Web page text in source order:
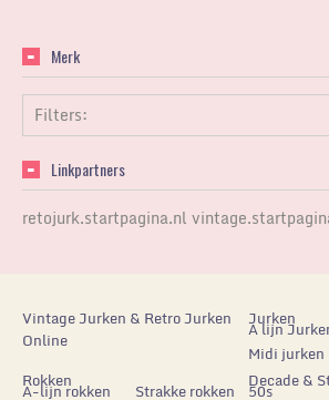
Merk
Filters:
Linkpartners
retojurk.startpagina.nl
Vintage Jurken & Retro Jurken
Online
Jurken
A lijn
Midi jurken
Rokken
A-lijn rokken Strakke rokken Decade &
50s